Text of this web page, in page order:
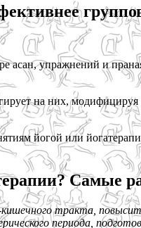
асан, упражнений и
на них,
йогой или
Самые
тракта,
периода,